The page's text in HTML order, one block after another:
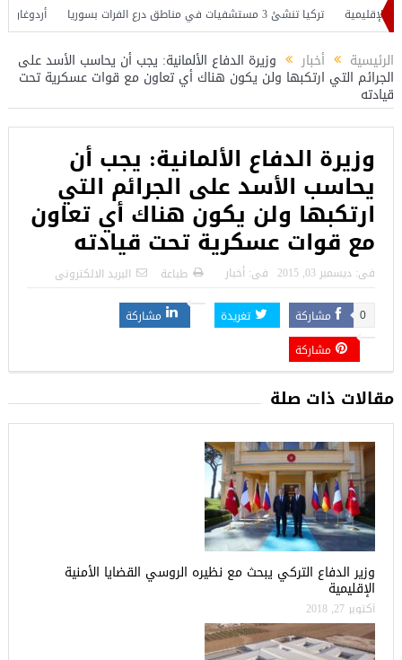
تركيا تنشئ 3 مستشفيات في مناطق درع الفرات بسوريا
أردوغان
الرئيسية أخبار وزيرة الدفاع الألمانية: يجب أن يحاسب الأسد على
الجرائم التي ارتكبها ولن يكون هناك أي تعاون مع قوات عسكرية تحت
قيادته
وزيرة الدفاع الألمانية: يجب أن
يحاسب الأسد على الجرائم التي
ارتكبها ولن يكون هناك أي تعاون
مع قوات عسكرية تحت قيادته
فى: ديسمبر 03, 2015 فى: أخبار طباعة البريد الالكترونى
مشاركة 0 تغريدة
مشاركة
مشاركة
مقالات ذات صلة
وزير الدفاع التركي يبحث مع نظيره الروسي القضايا الأمنية
الإقليمية
أكتوبر 27, 2018